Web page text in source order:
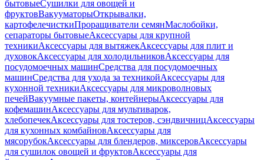
бытовыеСушилки для овощей и
фруктовВакууматорыОткрывалки,
картофелечисткиПроращиватели семянМаслобойки,
сепараторы бытовыеАксессуары для крупной
техникиАксессуары для вытяжекАксессуары для плит и
духовокАксессуары для холодильниковАксессуары для
посудомоечных машинСредства для посудомоечных
машинСредства для ухода за техникойАксессуары для
кухонной техникиАксессуары для микроволновых
печейВакуумные пакеты, контейнерыАксессуары для
кофемашинАксессуары для мультиварок,
хлебопечекАксессуары для тостеров, сэндвичницАксессуары
для кухонных комбайновАксессуары для
мясорубокАксессуары для блендеров, миксеровАксессуары
для сушилок овощей и фруктовАксессуары для